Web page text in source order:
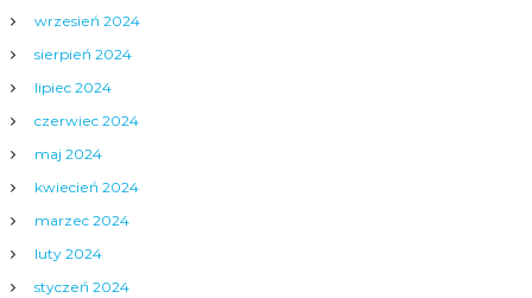
wrzesień 2024
sierpień 2024
lipiec 2024
czerwiec 2024
maj 2024
kwiecień 2024
marzec 2024
luty 2024
styczeń 2024